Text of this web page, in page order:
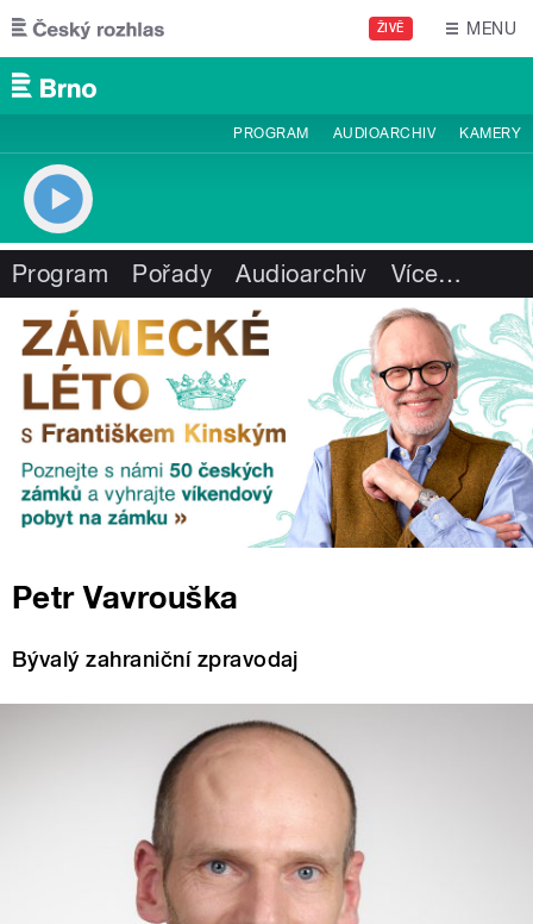
Přejít k hlavnímu obsahu
ŽIVĚ MENU
PROGRAM AUDIOARCHIV KAMERY
Program Pořady Audioarchiv Více…
Petr Vavrouška
Bývalý zahraniční zpravodaj